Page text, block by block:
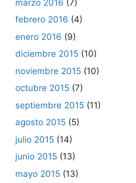
marzo 2016 (7)
febrero 2016 (4)
enero 2016 (9)
diciembre 2015 (10)
noviembre 2015 (10)
octubre 2015 (7)
septiembre 2015 (11)
agosto 2015 (5)
julio 2015 (14)
junio 2015 (13)
mayo 2015 (13)